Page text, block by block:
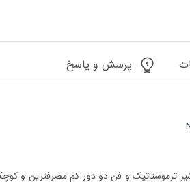
پرسش و پاسخ